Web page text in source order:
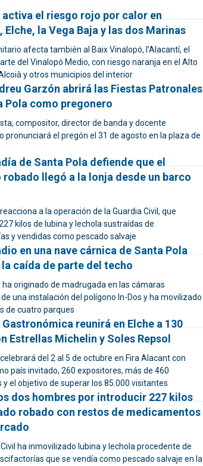
activa el riesgo rojo por calor en
Elche, la Vega Baja y las dos Marinas
afecta también al Baix Vinalopó, l’Alacantí, el
del Vinalopó Medio, con riesgo naranja en el Alto
y otros municipios del interior
Garzón abrirá las Fiestas Patronales
Pola como pregonero
compositor, director de banda y docente
pronunciará el pregón el 31 de agosto en la plaza de
de Santa Pola defiende que el
robado llegó a la lonja desde un barco
a la operación de la Guardia Civil, que
kilos de lubina y lechola sustraídas de
y vendidas como pescado salvaje
en una nave cárnica de Santa Pola
caída de parte del techo
ha originado de madrugada en las cámaras
una instalación del polígono In-Dos y ha movilizado
de cuatro parques
reunirá en Elche a 130
Estrellas Michelin y Soles Repsol
del 2 al 5 de octubre en Fira Alacant con
país invitado, 260 expositores, más de 460
y el objetivo de superar los 85.000 visitantes
dos hombres por introducir 227 kilos
robado con restos de medicamentos
Civil ha inmovilizado lubina y lechola procedente de
que se vendía como pescado salvaje en la